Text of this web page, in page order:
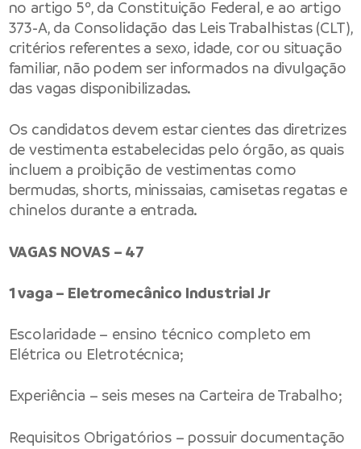
no artigo 5º, da Constituição Federal, e ao artigo
373-A, da Consolidação das Leis Trabalhistas (CLT),
critérios referentes a sexo, idade, cor ou situação
familiar, não podem ser informados na divulgação
das vagas disponibilizadas.
Os candidatos devem estar cientes das diretrizes
de vestimenta estabelecidas pelo órgão, as quais
incluem a proibição de vestimentas como
bermudas, shorts, minissaias, camisetas regatas e
chinelos durante a entrada.
VAGAS NOVAS – 47
1 vaga – Eletromecânico Industrial Jr
Escolaridade – ensino técnico completo em
Elétrica ou Eletrotécnica;
Experiência – seis meses na Carteira de Trabalho;
Requisitos Obrigatórios – possuir documentação